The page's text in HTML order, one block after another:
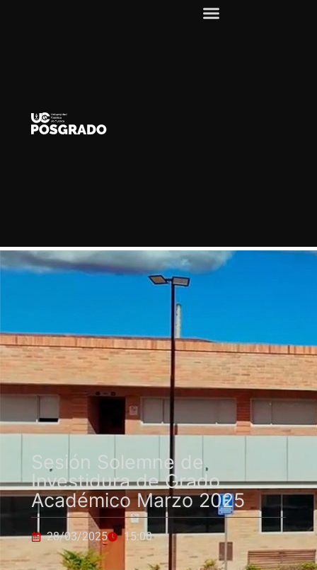
Sesión Solemne de
Investidura de Grado
Académico Marzo 2025
28/03/2025 15:00